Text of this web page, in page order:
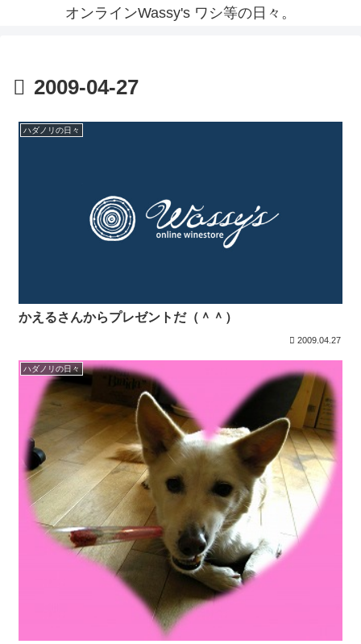
オンラインWassy's ワシ等の日々。
2009-04-27
ハダノリの日々
かえるさんからプレゼントだ（＾＾）
2009.04.27
ハダノリの日々